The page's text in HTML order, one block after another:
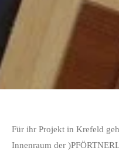
Für ihr Projekt in Krefeld
Innenraum der